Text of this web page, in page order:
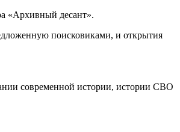
«Архивный десант».
поисковиками, и открытия
современной истории, истории СВО